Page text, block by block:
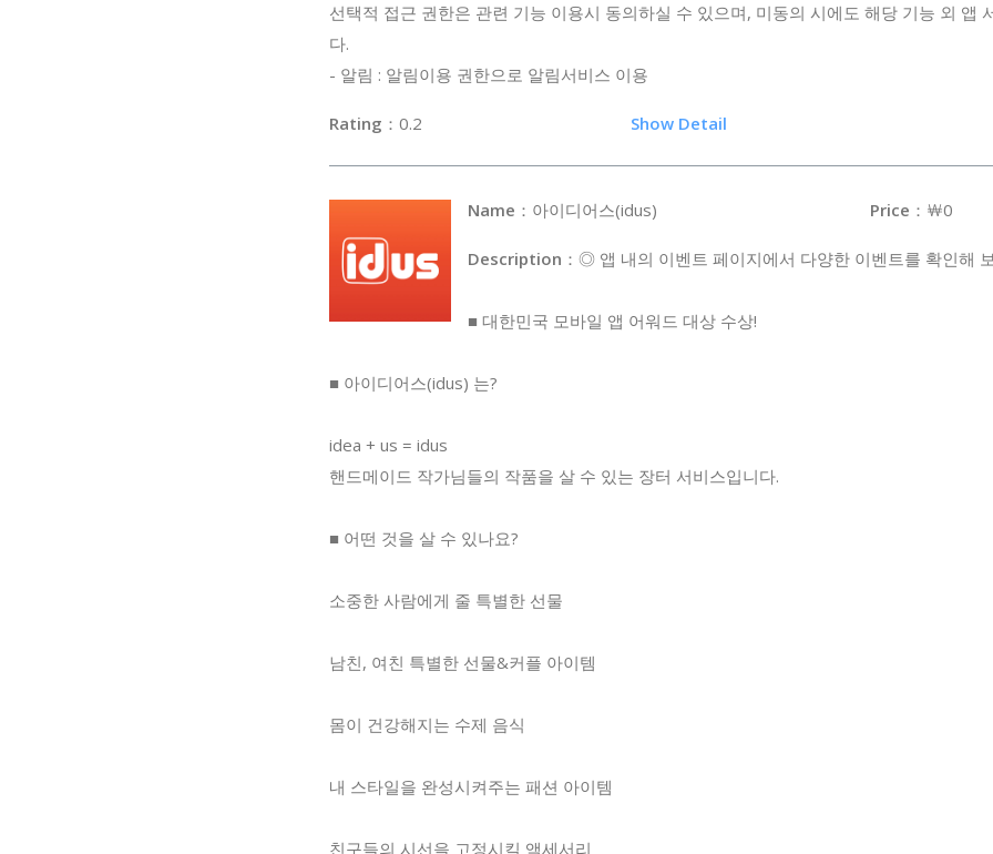
선택적 접근 권한은 관련 기능 이용시 동의하실 수 있으며, 미동의 시에도 해당 기능 외 앱
다.
- 알림 : 알림이용 권한으로 알림서비스 이용
Rating ：0.2 Show Detail
Name ：아이디어스(idus) Price ：￦0
Description ：◎ 앱 내의 이벤트 페이지에서 다양한 이벤트를 확인해
■ 대한민국 모바일 앱 어워드 대상 수상!
■ 아이디어스(idus) 는?
idea + us = idus
핸드메이드 작가님들의 작품을 살 수 있는 장터 서비스입니다.
■ 어떤 것을 살 수 있나요?
소중한 사람에게 줄 특별한 선물
남친, 여친 특별한 선물&커플 아이템
몸이 건강해지는 수제 음식
내 스타일을 완성시켜주는 패션 아이템
친구들의 시선을 고정시킬 액세서리